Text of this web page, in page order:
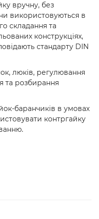
вручну, без
використовуються в
складання та
конструкціях,
стандарту DIN
люків, регулювання
та розбирання
баранчиків в умовах
контргайку